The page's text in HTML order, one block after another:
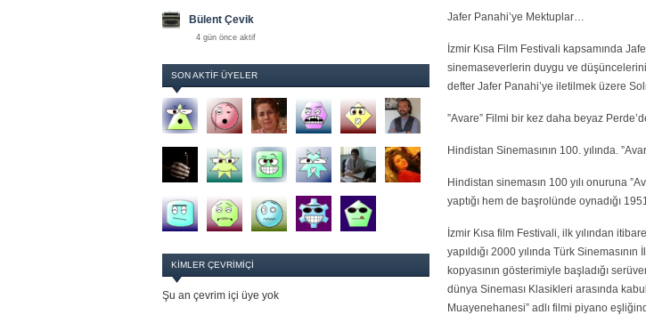
Jafer Panahi’ye Mektuplar…
İzmir Kısa Film Festivali kapsamında
sinemaseverlerin duygu ve
defter Jafer Panahi’ye iletilmek üzere
”Avare” Filmi bir kez daha beyaz
Hindistan Sinemasının 100. yılında.
Hindistan sinemasın 100 yılı onuruna
yaptığı hem de başrolünde oynadığı
İzmir Kısa film Festivali, ilk yılından
yapıldığı 2000 yılında Türk
kopyasının gösterimiyle başladığı
dünya Sineması Klasikleri arasında
Muayenehanesi” adlı filmi piyano
Bülent Çevik
4 gün önce aktif
SON AKTIF ÜYELER
KIMLER ÇEVRIMIÇI
Şu an çevrim içi üye yok